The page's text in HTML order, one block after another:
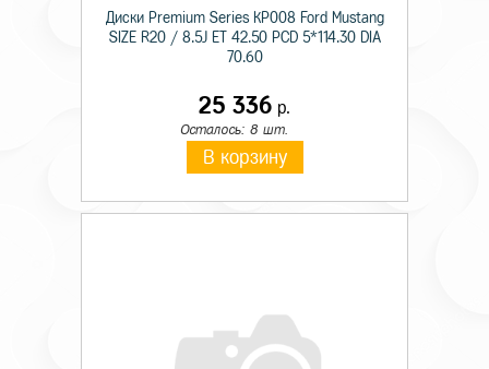
Диски Premium Series КР008 Ford Mustang
SIZE R20 / 8.5J ET 42.50 PCD 5*114.30 DIA
70.60
25 336 р.
Осталось: 8 шт.
В корзину